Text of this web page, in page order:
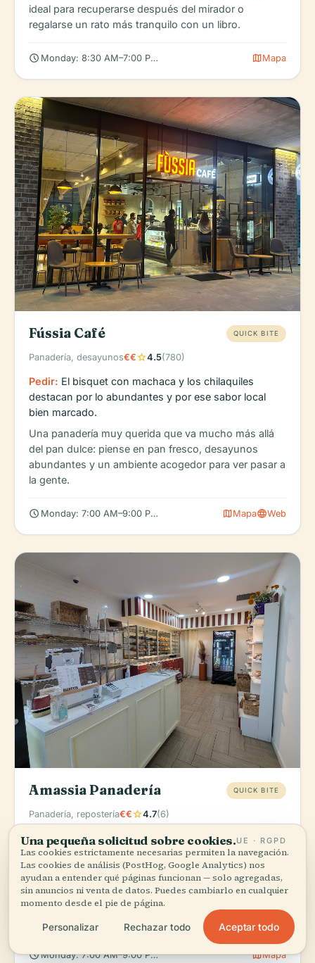
ideal para recuperarse después del mirador o
regalarse un rato más tranquilo con un libro.
schedule Monday: 8:30 AM–7:00 PM, Tuesday: 8:30 AM–7:00 PM,
mapMapa
Fússia Café QUICK BITE
Panadería, desayunos€€star4.5(780)
Pedir: El bisquet con machaca y los chilaquiles
destacan por lo abundantes y por ese sabor local
bien marcado.
Una panadería muy querida que va mucho más allá
del pan dulce: piense en pan fresco, desayunos
abundantes y un ambiente acogedor para ver pasar a
la gente.
schedule Monday: 7:00 AM–9:00 PM, Tuesday: 7:00 AM–9:00 PM,
mapMapalanguageWeb
Amassia Panadería QUICK BITE
Panadería, repostería€€star4.7(6)
Pedir:Sus croissants y brownies vienen muy bien si
se le antoja algo dulce: ligeros, mantequillosos y con
el punto justo de indulgencia.
Un hallazgo para quienes disfrutan la panadería, con
piezas frescas y un ambiente acogedor. Muy buena
opción para un antojo rápido o un desayuno ligero.
scheduleMonday: 7:00 AM–9:00 PM, Tuesday: 7:00 AM–9:00 PM,
mapMapa
Una pequeña solicitud sobre cookies.UE · RGPD
Las cookies estrictamente necesarias permiten la navegación.
Las cookies de análisis (PostHog, Google Analytics) nos
ayudan a entender qué páginas funcionan — solo agregadas,
sin anuncios ni venta de datos. Puedes cambiarlo en cualquier
momento desde el pie de página.
Personalizar Rechazar todo Aceptar todo